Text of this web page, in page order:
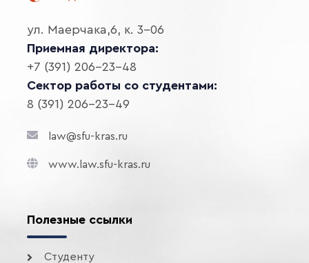
ул. Маерчака,6, к. 3-06
Приемная директора:
+7 (391) 206-23-48
Сектор работы со студентами:
8 (391) 206-23-49
law@sfu-kras.ru
www.law.sfu-kras.ru
Полезные ссылки
Студенту